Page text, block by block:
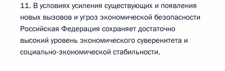
11. В условиях усиления существующих и появления
новых вызовов и угроз экономической безопасности
Российская Федерация сохраняет достаточно
высокий уровень экономического суверенитета и
социально-экономической стабильности.